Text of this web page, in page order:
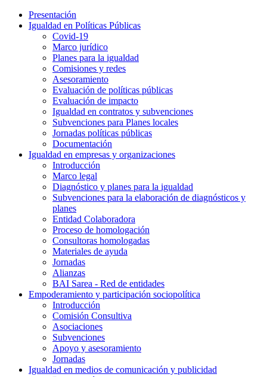
Presentación
Igualdad en Políticas Públicas
Covid-19
Marco jurídico
Planes para la igualdad
Comisiones y redes
Asesoramiento
Evaluación de políticas públicas
Evaluación de impacto
Igualdad en contratos y subvenciones
Subvenciones para Planes locales
Jornadas políticas públicas
Documentación
Igualdad en empresas y organizaciones
Introducción
Marco legal
Diagnóstico y planes para la igualdad
Subvenciones para la elaboración de diagnósticos y
planes
Entidad Colaboradora
Proceso de homologación
Consultoras homologadas
Materiales de ayuda
Jornadas
Alianzas
BAI Sarea - Red de entidades
Empoderamiento y participación sociopolítica
Introducción
Comisión Consultiva
Asociaciones
Subvenciones
Apoyo y asesoramiento
Jornadas
Igualdad en medios de comunicación y publicidad